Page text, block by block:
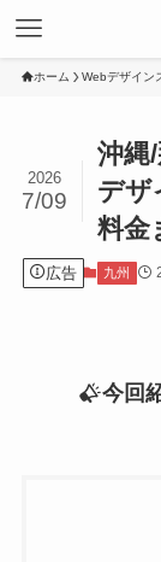
ホーム Webデザイン
沖縄
デザ
料金
2026
7/09
広告 九州
今回